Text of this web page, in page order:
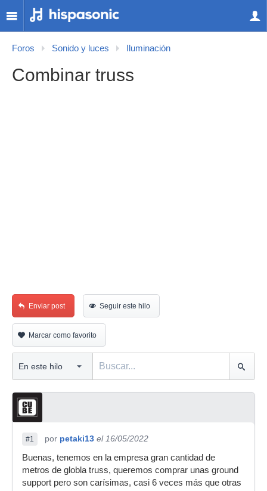
Foros Sonido y luces Iluminación
Combinar truss
Enviar post Seguir este hilo
Marcar como favorito
#1 por petaki13 el 16/05/2022
Buenas, tenemos en la empresa gran cantidad de
metros de globla truss, queremos comprar unas ground
support pero son carísimas, casi 6 veces más que otras